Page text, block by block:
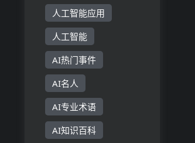
人工智能应用
人工智能
AI热门事件
AI名人
AI专业术语
AI知识百科